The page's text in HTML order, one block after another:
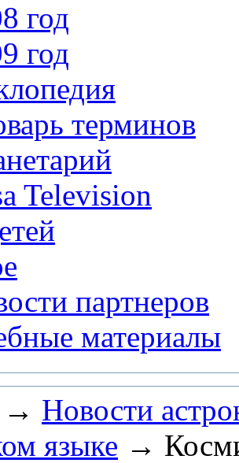
год
год
терминов
Television
партнеров
материалы
→ Новости
языке →